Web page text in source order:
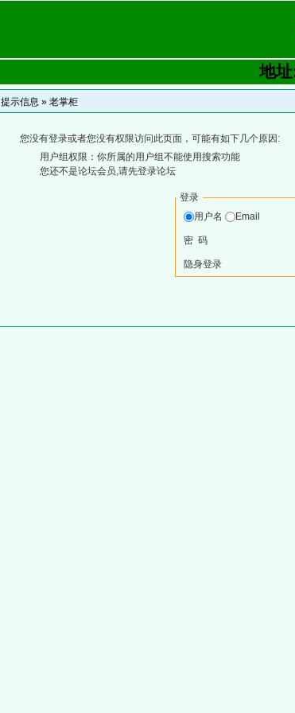
地
提示信息 » 老掌柜
您没有登录或者您没有权限访问此页面，可能有如下几个原因:
用户组权限：你所属的用户组不能使用搜索功能
您还不是论坛会员,请先登录论坛
登录
用户名
Email
密 码
隐身登录